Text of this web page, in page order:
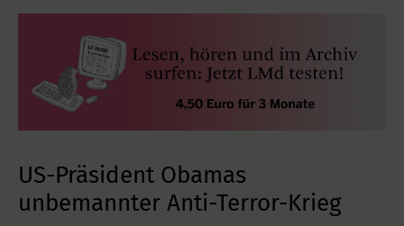
US-Präsident Obamas
unbemannter Anti-Terror-Krieg